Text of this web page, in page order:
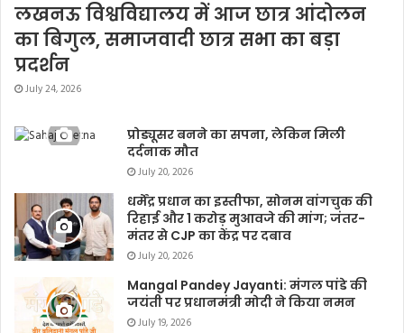
लखनऊ विश्वविद्यालय में आज छात्र आंदोलन
का बिगुल, समाजवादी छात्र सभा का बड़ा
प्रदर्शन
July 24, 2026
प्रोड्यूसर बनने का सपना, लेकिन मिली
दर्दनाक मौत
July 20, 2026
धर्मेंद्र प्रधान का इस्तीफा, सोनम वांगचुक की
रिहाई और 1 करोड़ मुआवजे की मांग; जंतर-
मंतर से CJP का केंद्र पर दबाव
July 20, 2026
Mangal Pandey Jayanti: मंगल पांडे की
जयंती पर प्रधानमंत्री मोदी ने किया नमन
July 19, 2026